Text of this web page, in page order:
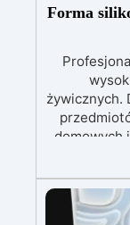
Forma
żywicznych.
domowych
ponownie